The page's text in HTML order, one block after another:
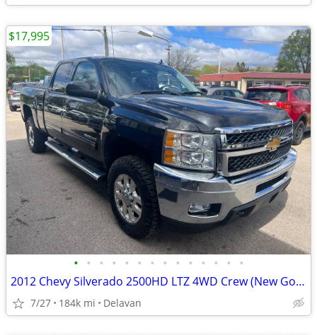
• • • • • • • • • • • • • •
2012 Chevy Silverado 2500HD LTZ 4WD Crew (New Goodyear Wranglers!)
7/27 184k mi Delavan
$17,995